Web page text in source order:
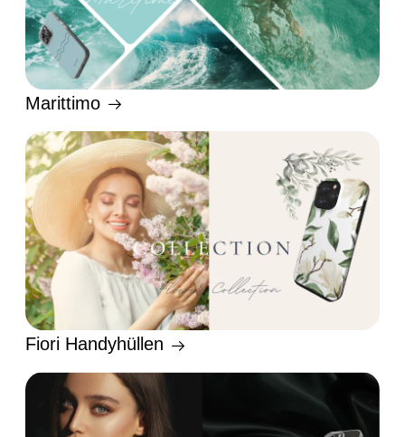
Marittimo
Fiori Handyhüllen